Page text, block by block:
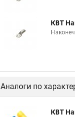
КВТ
Аналоги по
КВТ